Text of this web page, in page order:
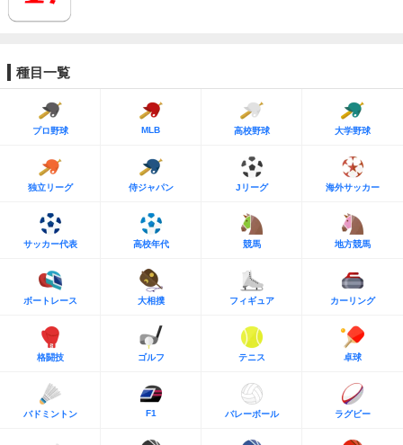
種目一覧
プロ野球 MLB 高校野球 大学野球
独立リーグ 侍ジャパン Jリーグ 海外サッカー
サッカー代表 高校年代 競馬 地方競馬
ボートレース 大相撲 フィギュア カーリング
格闘技 ゴルフ テニス 卓球
バドミントン F1 バレーボール ラグビー